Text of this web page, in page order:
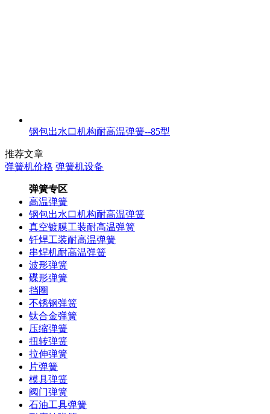
钢包出水口机构耐高温弹簧--85型
推荐文章
弹簧机价格 弹簧机设备
弹簧专区
高温弹簧
钢包出水口机构耐高温弹簧
真空镀膜工装耐高温弹簧
钎焊工装耐高温弹簧
串焊机耐高温弹簧
波形弹簧
碟形弹簧
挡圈
不锈钢弹簧
钛合金弹簧
压缩弹簧
扭转弹簧
拉伸弹簧
片弹簧
模具弹簧
阀门弹簧
石油工具弹簧